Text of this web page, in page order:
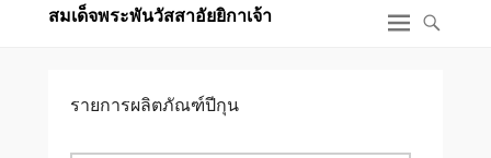
สมเด็จพระพันวัสสาอัยยิกาเจ้า
รายการผลิตภัณฑ์ปีกุน